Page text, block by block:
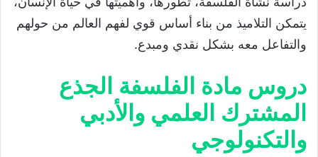
يتمكن التلاميذ من بناء أساس قوي لفهم العالم من حولهم
والتفاعل معه بشكل نقدي ومبدع.
دروس مادة الفلسفة الجذع
المشترك العلمي والأدبي
والتكنولوجي